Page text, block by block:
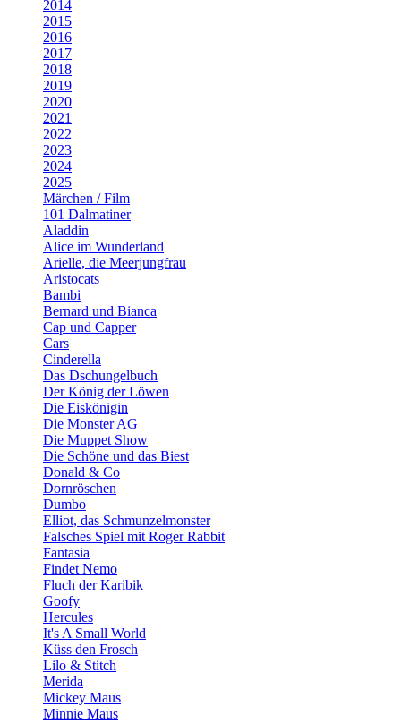
2014
2015
2016
2017
2018
2019
2020
2021
2022
2023
2024
2025
Märchen / Film
101 Dalmatiner
Aladdin
Alice im Wunderland
Arielle, die Meerjungfrau
Aristocats
Bambi
Bernard und Bianca
Cap und Capper
Cars
Cinderella
Das Dschungelbuch
Der König der Löwen
Die Eiskönigin
Die Monster AG
Die Muppet Show
Die Schöne und das Biest
Donald & Co
Dornröschen
Dumbo
Elliot, das Schmunzelmonster
Falsches Spiel mit Roger Rabbit
Fantasia
Findet Nemo
Fluch der Karibik
Goofy
Hercules
It's A Small World
Küss den Frosch
Lilo & Stitch
Merida
Mickey Maus
Minnie Maus